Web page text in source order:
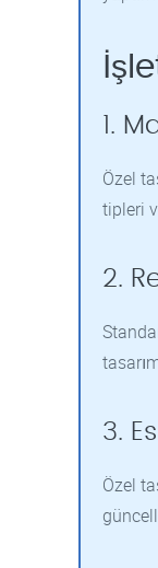
1.
Özel
tipleri
2.
3.
Özel